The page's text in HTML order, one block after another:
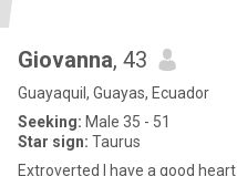
Giovanna, 43
Guayaquil, Guayas, Ecuador
Seeking: Male 35 - 51
Star sign: Taurus
Extroverted I have a good heart